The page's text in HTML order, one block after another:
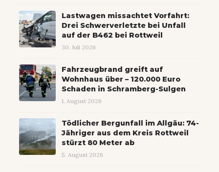
Lastwagen missachtet Vorfahrt:
Drei Schwerverletzte bei Unfall
auf der B462 bei Rottweil
30. Juli 2026
Fahrzeugbrand greift auf
Wohnhaus über – 120.000 Euro
Schaden in Schramberg-Sulgen
1. August 2026
Tödlicher Bergunfall im Allgäu: 74-
Jähriger aus dem Kreis Rottweil
stürzt 80 Meter ab
5. August 2026